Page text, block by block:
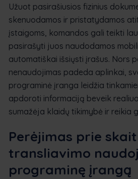
Užuot pasirašiusios fizinius
skenuodamos ir pristatydamos
įstaigoms, komandos gali teikti
pasirašyti juos naudodamos
automatiškai išsiųsti įrašus. Nors
nenaudojimas padeda aplinkai,
programinė įranga leidžia
apdoroti informaciją beveik
sumažėja klaidų tikimybė ir reikia
Perėjimas prie
transliavimo
programinę įrangą